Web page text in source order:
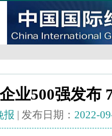
业500强发布
报 | 发布日期： 2022-